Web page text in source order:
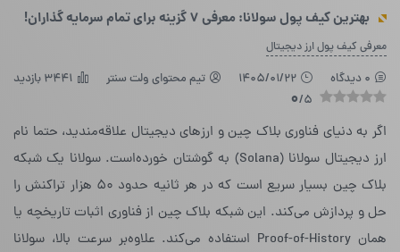
بهترین کیف پول سولانا: معرفی ۷ گزینه برای تمام سرمایه گذاران!
معرفی کیف پول ارز دیجیتال
0 دیدگاه 1405/01/22 تیم محتوای ولت سنتر 3441 بازدید
0/5
اگر به دنیای فناوری بلاک چین و ارزهای دیجیتال علاقه‌مندید، حتما نام
ارز دیجیتال سولانا (Solana) به گوشتان خورده‌است. سولانا یک شبکه‌
بلاک چین بسیار سریع است که در هر ثانیه حدود ۵۰ هزار تراکنش را
حل و پردازش می‌کند. این شبکه‌ بلاک چین از فناوری اثبات تاریخچه یا
همان Proof-of-History استفاده می‌کند. علاوه‌بر سرعت بالا، سولانا